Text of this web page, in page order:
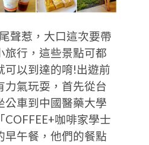
聲惹，大口這次要帶
旅行，這些景點可都
可以到達的唷!出遊前
力氣玩耍，首先從台
公車到中國醫藥大學
咖啡家學士
早午餐，他們的餐點